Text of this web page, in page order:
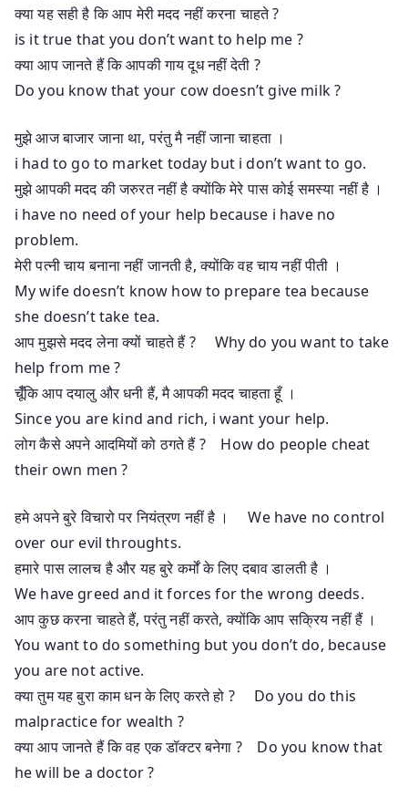
क्या यह सही है कि आप मेरी मदद नहीं करना चाहते ?
is it true that you don’t want to help me ?
क्या आप जानते हैं कि आपकी गाय दूध नहीं देती ?
Do you know that your cow doesn’t give milk ?
मुझे आज बाजार जाना था, परंतु मै नहीं जाना चाहता ।
i had to go to market today but i don’t want to go.
मुझे आपकी मदद की जरुरत नहीं है क्योंकि मेरे पास कोई समस्या नहीं है ।
i have no need of your help because i have no
problem.
मेरी पत्नी चाय बनाना नहीं जानती है, क्योंकि वह चाय नहीं पीती ।
My wife doesn’t know how to prepare tea because
she doesn’t take tea.
आप मुझसे मदद लेना क्यों चाहते हैं ? Why do you want to take
help from me ?
चूँँकि आप दयालु और धनी हैं, मै आपकी मदद चाहता हूँ ।
Since you are kind and rich, i want your help.
लोग कैसे अपने आदमियों को ठगते हैं ? How do people cheat
their own men ?
हमे अपने बुरे विचारो पर नियंत्रण नहीं है । We have no control
over our evil throughts.
हमारे पास लालच है और यह बुरे कर्मों के लिए दबाव डालती है ।
We have greed and it forces for the wrong deeds.
आप कुछ करना चाहते हैं, परंतु नहीं करते, क्योंकि आप सक्रिय नहीं हैं ।
You want to do something but you don’t do, because
you are not active.
क्या तुम यह बुरा काम धन के लिए करते हो ? Do you do this
malpractice for wealth ?
क्या आप जानते हैं कि वह एक डॉक्टर बनेगा ? Do you know that
he will be a doctor ?